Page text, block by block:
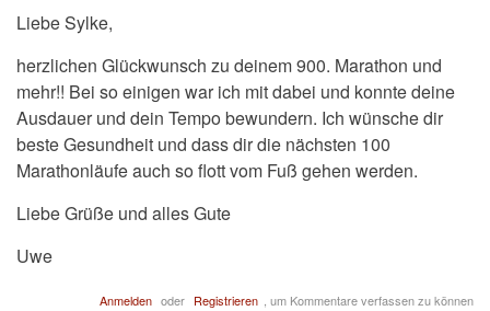
Liebe Sylke,
herzlichen Glückwunsch zu deinem 900. Marathon und
mehr!! Bei so einigen war ich mit dabei und konnte deine
Ausdauer und dein Tempo bewundern. Ich wünsche dir
beste Gesundheit und dass dir die nächsten 100
Marathonläufe auch so flott vom Fuß gehen werden.
Liebe Grüße und alles Gute
Uwe
Anmelden oder Registrieren , um Kommentare verfassen zu können